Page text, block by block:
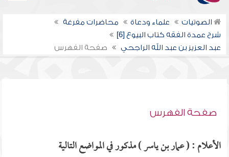
الصوتيات علماء ودعاة
محاضرات مفرغة
شرح عمدة الفقه كتاب البيوع [6]
عبد العزيز بن عبد الله الراجحي
صفحة الفهرس
صفحة الفهرس
الأعلام : ( عمار بن ياسر ) مذكور في المواضع التالية